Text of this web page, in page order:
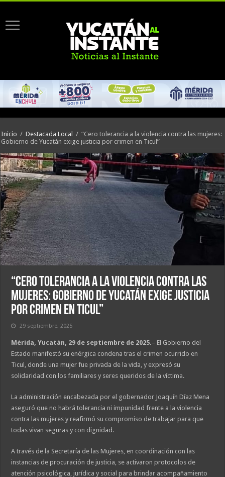
Inicio / Destacada Local / “Cero tolerancia a la violencia contra las mujeres:
Gobierno de Yucatán exige justicia por crimen en Ticul”
“Cero tolerancia a la violencia contra las
mujeres: Gobierno de Yucatán exige justicia
por crimen en Ticul”
29 septiembre, 2025
Mérida, Yucatán, 29 de septiembre de 2025.– El Gobierno del
Estado manifestó su enérgica condena tras el crimen ocurrido en
Ticul, donde una mujer fue privada de la vida, y expresó su
solidaridad con los familiares y seres queridos de la víctima.
La administración encabezada por el gobernador Joaquín Díaz Mena
aseguró que no habrá tolerancia ni impunidad frente a la violencia
contra las mujeres y reafirmó su compromiso de trabajar para que
todas vivan seguras y con dignidad.
A través de la Secretaría de las Mujeres, en coordinación con las
instancias de procuración de justicia, se activaron protocolos de
atención psicológica, jurídica y social para brindar acompañamiento